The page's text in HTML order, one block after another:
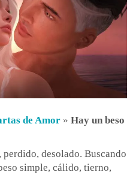
de Amor » Hay un beso
desolado. Buscando
simple, cálido, tierno,